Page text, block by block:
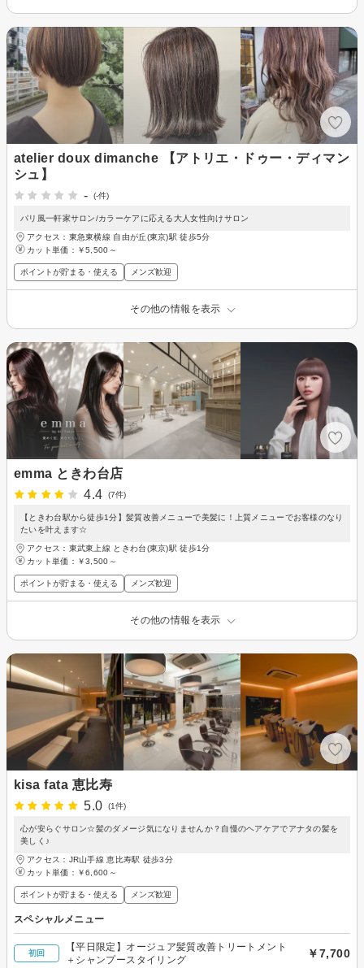
atelier doux dimanche 【アトリエ・ドゥー・ディマン
シュ】
-
(-件)
パリ風一軒家サロン/カラーケアに応える大人女性向けサロン
アクセス：東急東横線 自由が丘(東京)駅 徒歩5分
カット単価： ￥5,500～
ポイントが貯まる・使える メンズ歓迎
その他の情報を表示
emma ときわ台店
4.4
(7件)
【ときわ台駅から徒歩1分】髪質改善メニューで美髪に！上質メニューでお客様のなり
たいを叶えます☆
アクセス：東武東上線 ときわ台(東京)駅 徒歩1分
カット単価： ￥3,500～
ポイントが貯まる・使える メンズ歓迎
その他の情報を表示
kisa fata 恵比寿
5.0
(1件)
心が安らぐサロン☆髪のダメージ気になりませんか？自慢のヘアケアでアナタの髪を
美しく♪
アクセス：JR山手線 恵比寿駅 徒歩3分
カット単価： ￥6,600～
ポイントが貯まる・使える メンズ歓迎
スペシャルメニュー
初回
【平日限定】オージュア髪質改善トリートメント
＋シャンプースタイリング
￥7,700